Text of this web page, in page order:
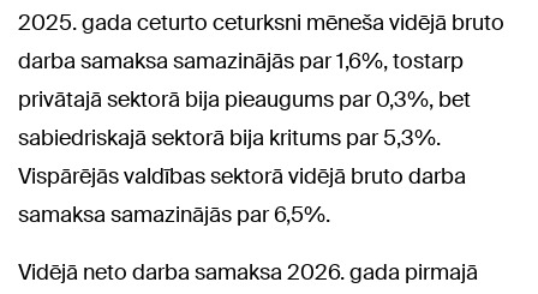
2025. gada ceturto ceturksni mēneša vidējā bruto
darba samaksa samazinājās par 1,6%, tostarp
privātajā sektorā bija pieaugums par 0,3%, bet
sabiedriskajā sektorā bija kritums par 5,3%.
Vispārējās valdības sektorā vidējā bruto darba
samaksa samazinājās par 6,5%.
Vidējā neto darba samaksa 2026. gada pirmajā